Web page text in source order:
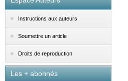
Instructions aux auteurs
Soumettre un article
Droits de reproduction
Les + abonnés